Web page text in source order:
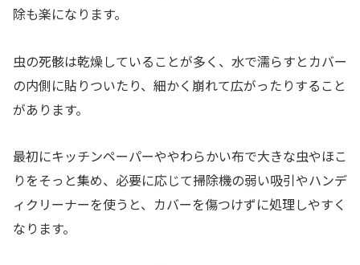
除も楽になります。
虫の死骸は乾燥していることが多く、水で濡らすとカバー
の内側に貼りついたり、細かく崩れて広がったりすること
があります。
最初にキッチンペーパーややわらかい布で大きな虫やほこ
りをそっと集め、必要に応じて掃除機の弱い吸引やハンデ
ィクリーナーを使うと、カバーを傷つけずに処理しやすく
なります。